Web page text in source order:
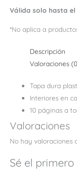
Válida solo hasta el
*No aplica a
Descripción
Valoraciones
Tapa dura
Interiores en
10 páginas a
Valoraciones
No hay valoraciones
Sé el